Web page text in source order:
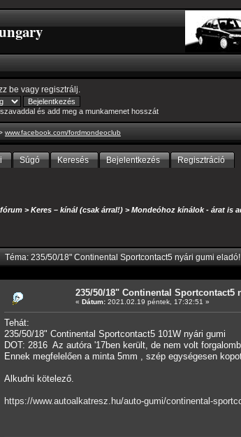
be vagy regisztrálj
és add meg a munkamenet hosszát
www.facebook.com/fordmondeoclub
Súgó Keresés Bejelentkezés Regisztráció
>Keres – kínál (csak árral!) >Mondeóhoz kínálok - árat is
Téma: 235/50/18" Continental Sportcontact5 nyári gumi
235/50/18" Continental Sportcontact5
« Dátum: 2021.02.19 péntek, 17:32:51 »
Tehát:
235/50/18" Continental Sportcontact5 101W nyári gumi
DOT: 2816 Az autóra '17ben került, de nem volt
Ennek megfelelően a minta 5mm , szép egységesen
Alkudni kötelező.
https://www.autoalkatresz.hu/auto-gumi/continental-